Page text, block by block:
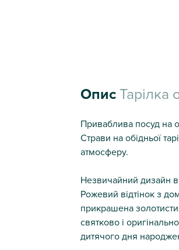
ОписТарілка
Приваблива посуд на
Страви на обідньої
атмосферу.
Незвичайний дизайн в
Рожевий відтінок з
прикрашена
святково і
дитячого дня